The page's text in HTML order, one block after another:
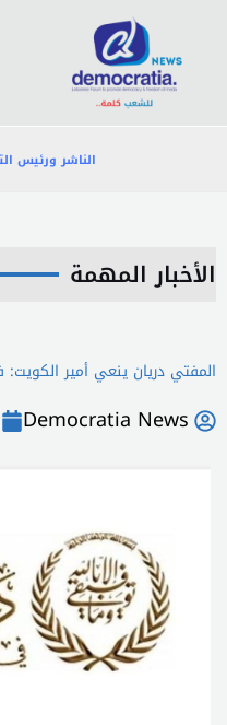
المحتوى
الناشر ورئيس
الأخبار المهمة
المفتي دريان ينعي أمير الكويت:
Democratia News